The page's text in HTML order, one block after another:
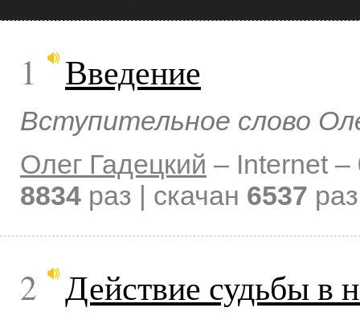
1 Введение
Вступительное слово
Олег Гадецкий – Internet –
8834 раз | скачан 6537
2 Действие судьбы в